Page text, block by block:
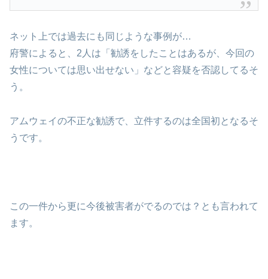
ネット上では過去にも同じような事例が…
府警によると、2人は「勧誘をしたことはあるが、今回の
女性については思い出せない」などと容疑を否認してるそ
う。
アムウェイの不正な勧誘で、立件するのは全国初となるそ
うです。
この一件から更に今後被害者がでるのでは？とも言われて
ます。